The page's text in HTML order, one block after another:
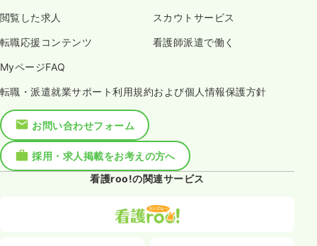
閲覧した求人 スカウトサービス
転職応援コンテンツ 看護師派遣で働く
MyページFAQ
転職・派遣就業サポート利用規約および個人情報保護方針
お問い合わせフォーム
採用・求人掲載をお考えの方へ
看護roo!の関連サービス